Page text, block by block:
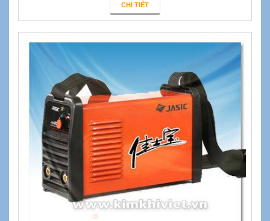
CHI TIẾT